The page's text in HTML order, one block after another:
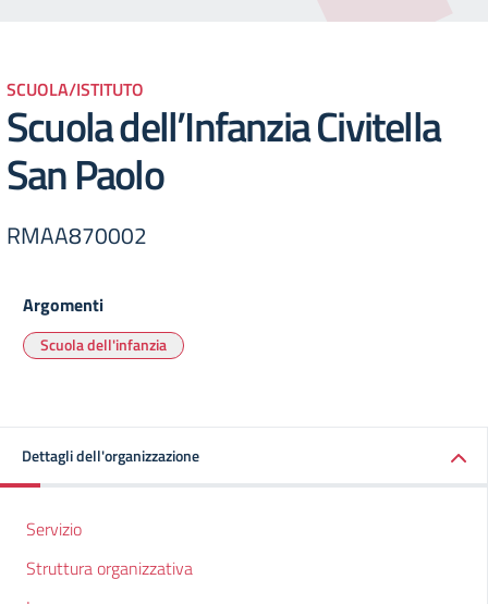
SCUOLA/ISTITUTO
Scuola dell’Infanzia Civitella
San Paolo
RMAA870002
Argomenti
Scuola dell'infanzia
Dettagli dell'organizzazione
Servizio
Struttura organizzativa